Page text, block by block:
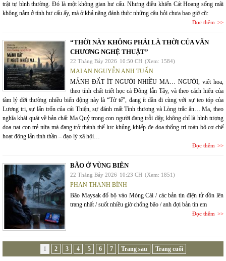
trật tự bình thường. Đó là một không gian hư cấu. Nhưng điều khiến Cát Hoang sống mãi
không nằm ở tính hư cấu ấy, mà ở khả năng đánh thức những câu hỏi chưa bao giờ cũ:
Đọc thêm
“THỜI NÀY KHÔNG PHẢI LÀ THỜI CỦA VĂN
CHƯƠNG NGHỆ THUẬT”
22 Tháng Bảy 2026 10:50 CH (Xem: 1584)
MAI AN NGUYỄN ANH TUẤN
MẢNH ĐẤT ÍT NGƯỜI NHIỀU MA… NGƯỜI, viết hoa,
theo tính chất triết học cả Đông lẫn Tây, và theo cách hiểu của
tâm lý đời thường nhiều biến động này là “Tử tế”, đang ít dần đi cùng với sự teo tóp của
Lương tri, sự lẩn trốn của cái Thiện, sự đánh mất Tình thương và Lòng trắc ẩn… Ma, theo
nghĩa khái quát về bản chất Ma Quỷ trong con người đang trỗi dậy, không chỉ là hình tượng
dọa nạt con trẻ nữa mà đang trở thành thế lực khủng khiếp đe dọa thống trị toàn bộ cơ chế
hoạt động lẫn tinh thần – đạo lý xã hội…
Đọc thêm
BÃO Ở VÙNG BIÊN
22 Tháng Bảy 2026 10:23 CH (Xem: 1851)
PHAN THANH BÌNH
Bão Maysak đổ bộ vào Móng Cái / các bản tin điện tử dồn lên
trang nhất / suốt nhiều giờ chống bão / anh đợi bản tin em
Đọc thêm
1 2 3 4 5 6 7 Trang sau Trang cuối